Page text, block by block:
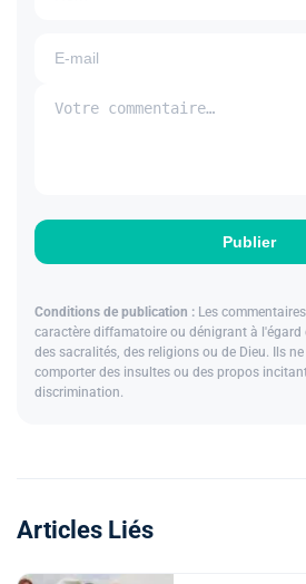
Publier
Conditions de publication : Les
caractère diffamatoire ou dénigrant à l'égard
des sacralités, des religions ou de Dieu. Ils
comporter des insultes ou des propos
discrimination.
Articles Liés